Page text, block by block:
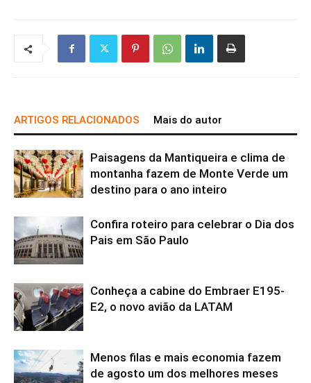
ARTIGOS RELACIONADOS Mais do autor
Paisagens da Mantiqueira e clima de
montanha fazem de Monte Verde um
destino para o ano inteiro
Confira roteiro para celebrar o Dia dos
Pais em São Paulo
Conheça a cabine do Embraer E195-
E2, o novo avião da LATAM
Menos filas e mais economia fazem
de agosto um dos melhores meses